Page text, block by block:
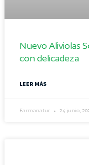
Nuevo Aliviolas
con delicadeza
LEER MÁS
Farmanatur 24 junio,